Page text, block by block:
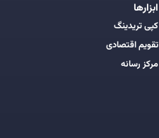
ابزارها
کپی تریدینگ
تقویم اقتصادی
مرکز رسانه